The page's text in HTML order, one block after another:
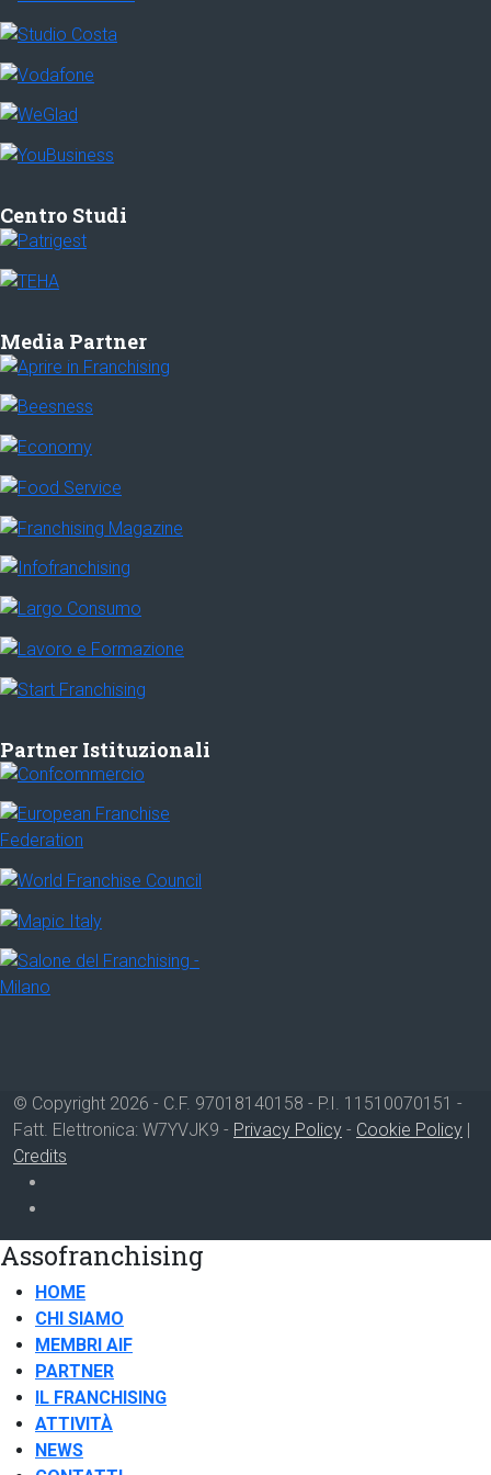
Centro Studi
Media Partner
Partner Istituzionali
© Copyright 2026 - C.F. 97018140158 - P.I. 11510070151 -
Fatt. Elettronica: W7YVJK9 - Privacy Policy - Cookie Policy |
Credits
Assofranchising
HOME
CHI SIAMO
MEMBRI AIF
PARTNER
IL FRANCHISING
ATTIVITÀ
NEWS